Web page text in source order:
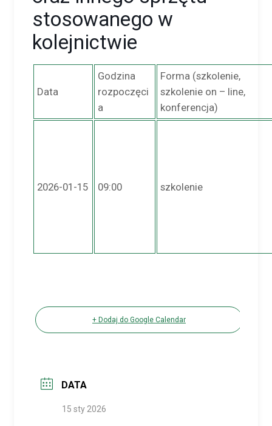
stosowanego w
kolejnictwie
Data
Godzina
rozpoczęci
a
Forma (szkolenie,
szkolenie on – line,
konferencja)
2026-01-15 09:00 szkolenie
+ Dodaj do Google Calendar
DATA
15 sty 2026